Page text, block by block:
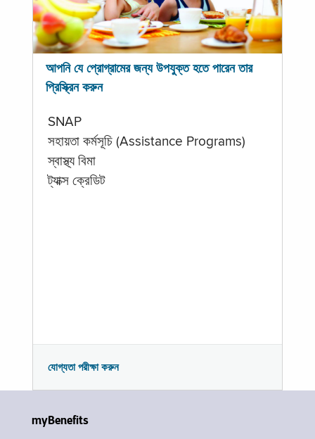
আপনি যে প্রোগ্রামের জন্য উপযুক্ত হতে পারেন তার
প্রিস্ক্রিন করুন
SNAP
সহায়তা কর্মসূচি (Assistance Programs)
স্বাস্থ্য বিমা
ট্যাক্স ক্রেডিট
যোগ্যতা পরীক্ষা করুন
myBenefits